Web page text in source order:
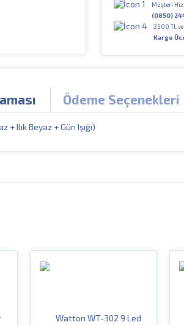
Müşteri
(0850)
2500 TL ve
Kargo
Ödeme Seçenekleri
Ilık Beyaz + Gün Işığı)